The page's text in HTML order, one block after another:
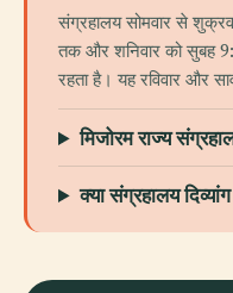
संग्रहालय सोमवार से
तक और शनिवार को सुबह
रहता है। यह रविवार और
मिजोरम राज्य
क्या संग्रहालय